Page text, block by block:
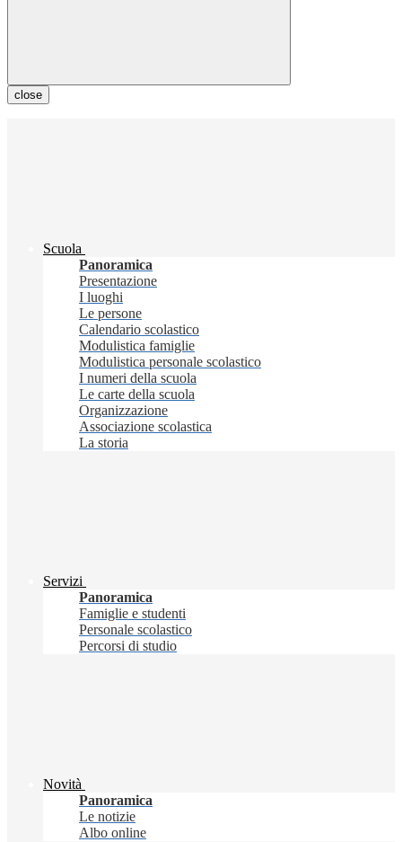
close
Scuola
Panoramica
Presentazione
I luoghi
Le persone
Calendario scolastico
Modulistica famiglie
Modulistica personale scolastico
I numeri della scuola
Le carte della scuola
Organizzazione
Associazione scolastica
La storia
Servizi
Panoramica
Famiglie e studenti
Personale scolastico
Percorsi di studio
Novità
Panoramica
Le notizie
Albo online